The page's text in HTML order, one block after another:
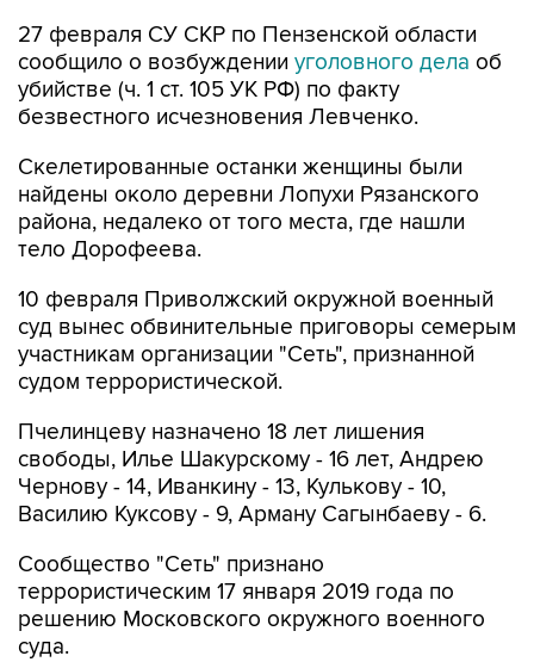
27 февраля СУ СКР по Пензенской области
сообщило о возбуждении уголовного дела об
убийстве (ч. 1 ст. 105 УК РФ) по факту
безвестного исчезновения Левченко.
Скелетированные останки женщины были
найдены около деревни Лопухи Рязанского
района, недалеко от того места, где нашли
тело Дорофеева.
10 февраля Приволжский окружной военный
суд вынес обвинительные приговоры семерым
участникам организации "Сеть", признанной
судом террористической.
Пчелинцеву назначено 18 лет лишения
свободы, Илье Шакурскому - 16 лет, Андрею
Чернову - 14, Иванкину - 13, Кулькову - 10,
Василию Куксову - 9, Арману Сагынбаеву - 6.
Сообщество "Сеть" признано
террористическим 17 января 2019 года по
решению Московского окружного военного
суда.